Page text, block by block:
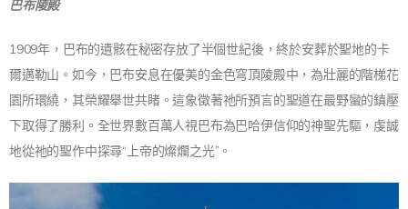
巴布陵殿
1909年，巴布的遺骸在秘密存放了半個世紀後，終於安葬於聖地的卡
爾邁勒山。如今，巴布安息在優美的金色穹頂陵殿中，為壯麗的階梯花
園所環繞，其榮耀舉世共睹。這象徵著祂所預言的聖道在最野蠻的鎮壓
下取得了勝利。全世界數百萬人視巴布為巴哈伊信仰的神聖先驅，虔誠
地從祂的聖作中探尋“上帝的燦爛之光”。